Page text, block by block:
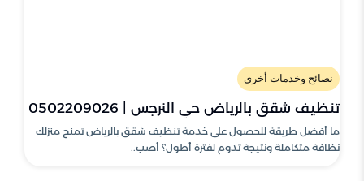
نصائح وخدمات أخري
تنظيف شقق بالرياض حي النرجس | 0502209026
ما أفضل طريقة للحصول على خدمة تنظيف شقق بالرياض تمنح منزلك
نظافة متكاملة ونتيجة تدوم لفترة أطول؟ أصب..